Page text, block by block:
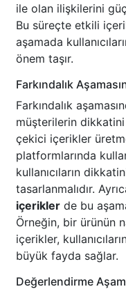
ile olan ilişkilerini
Bu süreçte etkili
aşamada
önem taşır.
Farkındalık
Farkındalık
müşterilerin
çekici içerikler
platformlarında
kullanıcıların
tasarlanmalıdır.
içerikler de bu
Örneğin, bir ürünün
içerikler,
büyük fayda sağlar.
Değerlendirme